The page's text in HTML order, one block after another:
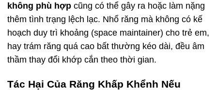
không phù hợp cũng có thể gây ra hoặc làm nặng
thêm tình trạng lệch lạc. Nhổ răng mà không có kế
hoạch duy trì khoảng (space maintainer) cho trẻ em,
hay trám răng quá cao bất thường kéo dài, đều âm
thầm thay đổi khớp cắn theo thời gian.
Tác Hại Của Răng Khấp Khểnh Nếu